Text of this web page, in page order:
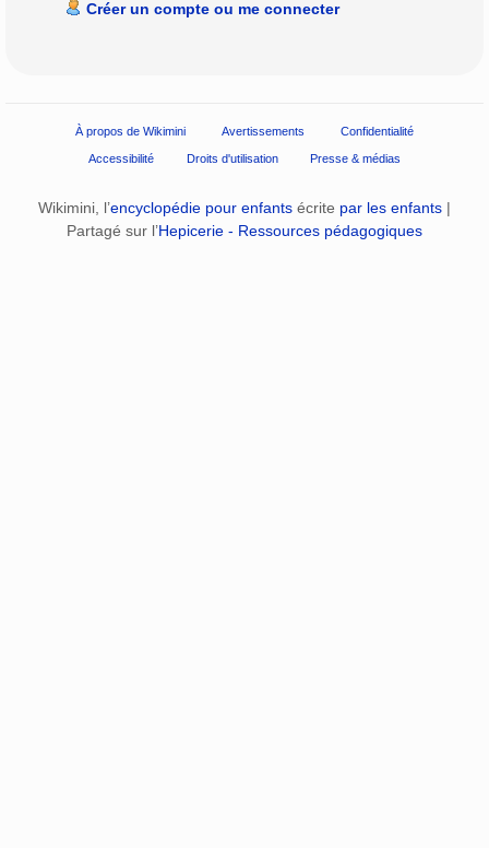
Créer un compte ou me connecter
À propos de Wikimini Avertissements Confidentialité
Accessibilité Droits d'utilisation Presse & médias
Wikimini, l’encyclopédie pour enfants écrite par les enfants |
Partagé sur l’Hepicerie - Ressources pédagogiques